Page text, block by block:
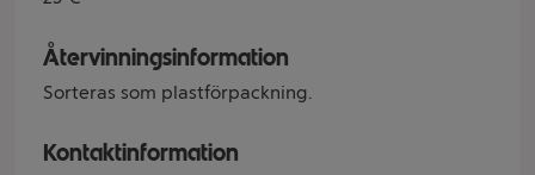
Återvinningsinformation
Sorteras som plastförpackning.
Kontaktinformation